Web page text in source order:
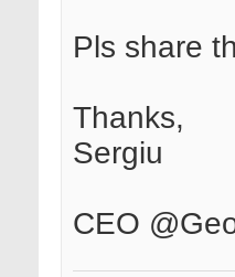
Pls share
Thanks,
Sergiu
CEO